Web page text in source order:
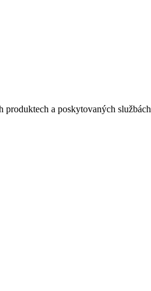
produktech a poskytovaných službách